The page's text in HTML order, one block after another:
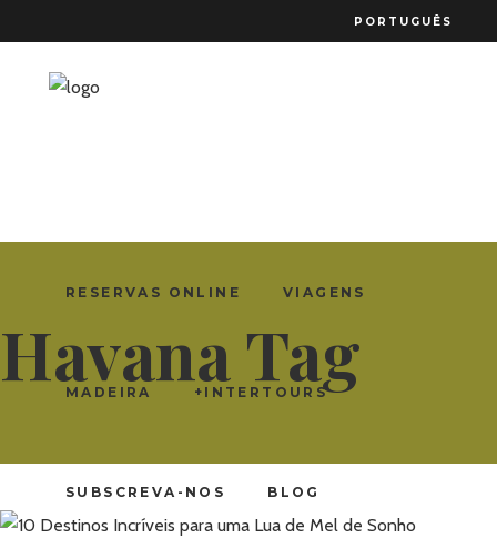
PORTUGUÊS
RESERVAS ONLINE VIAGENS
MADEIRA +INTERTOURS
SUBSCREVA-NOS BLOG
Havana Tag